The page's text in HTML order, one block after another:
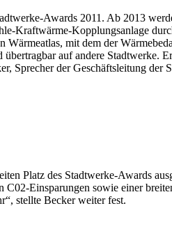
Awards 2011. Ab 2013
Kraftwärme-Kopplungsanlage
mit dem der
auf andere Stadtwerke.
Sprecher der Geschäftsleitung
Platz des Stadtwerke-Awards
Einsparungen sowie einer
stellte Becker weiter fest.